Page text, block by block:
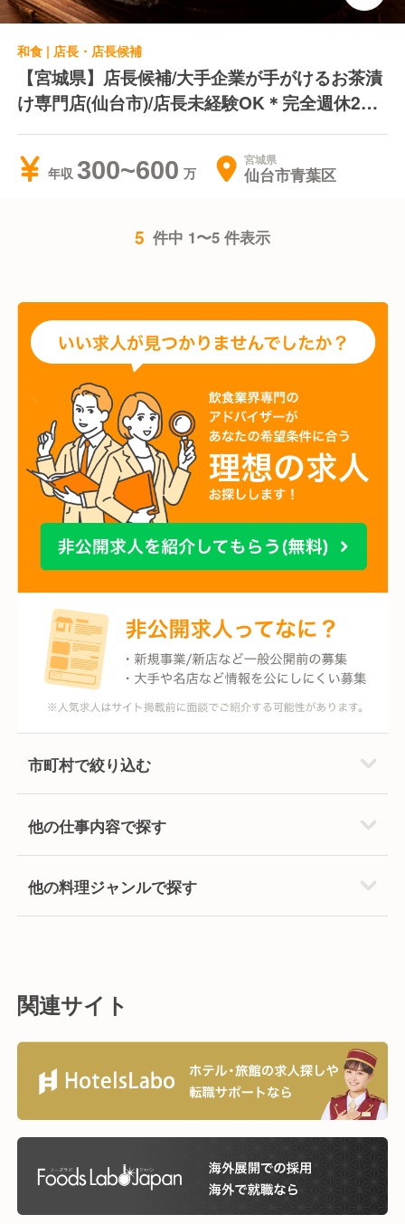
和食 | 店長・店長候補
【宮城県】店長候補/大手企業が手がけるお茶漬
け専門店(仙台市)/店長未経験OK＊完全週休2日
制＊産休育休あり
年収 300~600 宮城県
仙台市青葉区
5 件中 1〜5 件表示
市町村で絞り込む
他の仕事内容で探す
他の料理ジャンルで探す
関連サイト